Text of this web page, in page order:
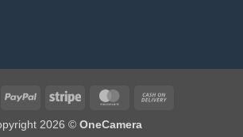
PayPal Stripe MasterCard
2026 © OneCamera